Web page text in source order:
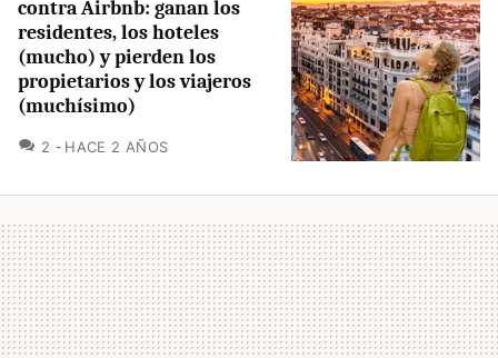
contra Airbnb: ganan los
residentes, los hoteles
(mucho) y pierden los
propietarios y los viajeros
(muchísimo)
2 COMENTARIOS
HACE 2 AÑOS